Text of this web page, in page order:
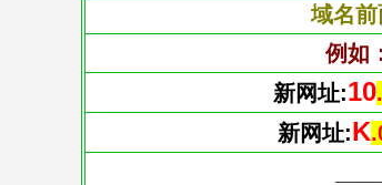
域名
例如
新网址:11
新网址:L